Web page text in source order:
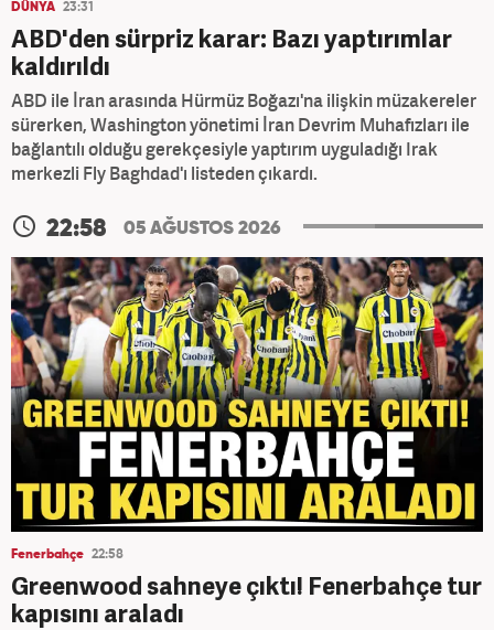
DÜNYA 23:31
ABD'den sürpriz karar: Bazı yaptırımlar
kaldırıldı
ABD ile İran arasında Hürmüz Boğazı'na ilişkin müzakereler
sürerken, Washington yönetimi İran Devrim Muhafızları ile
bağlantılı olduğu gerekçesiyle yaptırım uyguladığı Irak
merkezli Fly Baghdad'ı listeden çıkardı.
22:58 05 AĞUSTOS 2026
Fenerbahçe 22:58
Greenwood sahneye çıktı! Fenerbahçe tur
kapısını araladı